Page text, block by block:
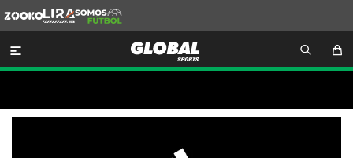
Lira
Somos
Futbol
